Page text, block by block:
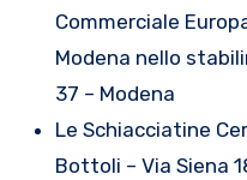
Commerciale
Modena nello
37 – Modena
Le Schiacciatine
Bottoli – Via Siena